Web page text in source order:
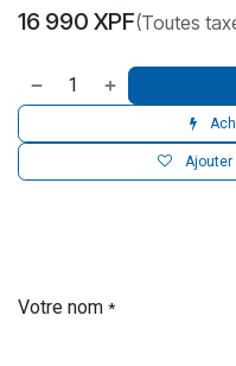
16 990 XPF(Toutes
Ajouter
Votre nom *